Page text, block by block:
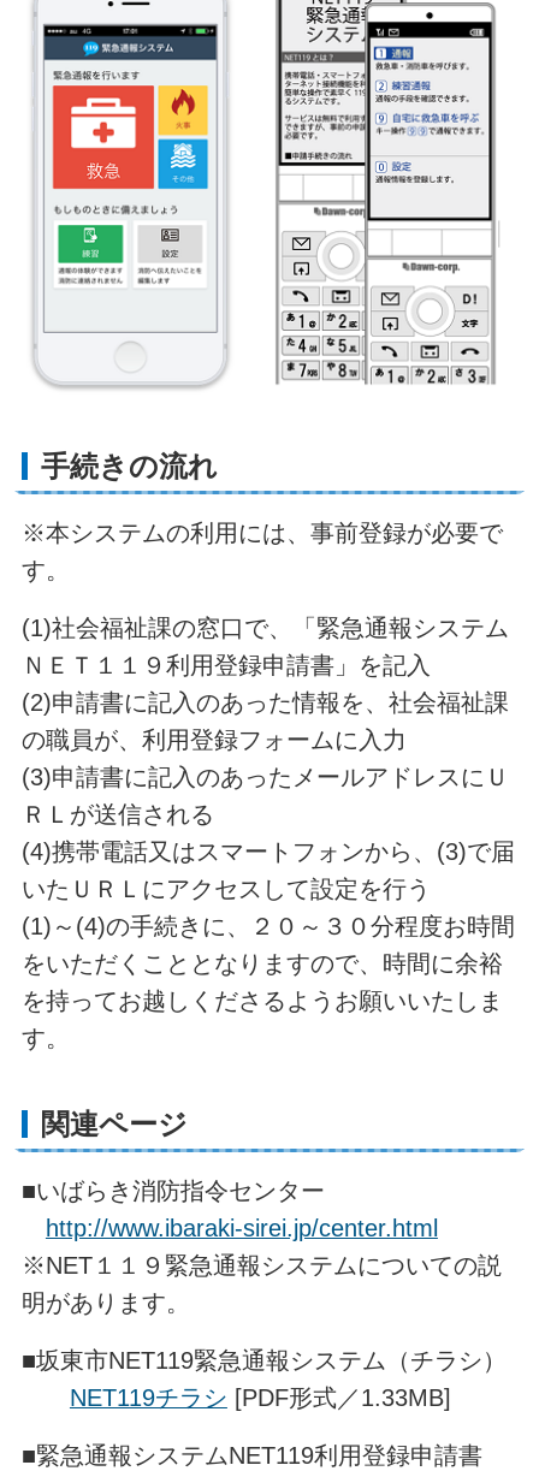
手続きの流れ
※本システムの利用には、事前登録が必要で
す。
(1)社会福祉課の窓口で、「緊急通報システム
ＮＥＴ１１９利用登録申請書」を記入
(2)申請書に記入のあった情報を、社会福祉課
の職員が、利用登録フォームに入力
(3)申請書に記入のあったメールアドレスにＵ
ＲＬが送信される
(4)携帯電話又はスマートフォンから、(3)で届
いたＵＲＬにアクセスして設定を行う
(1)～(4)の手続きに、２０～３０分程度お時間
をいただくこととなりますので、時間に余裕
を持ってお越しくださるようお願いいたしま
す。
関連ページ
■いばらき消防指令センター
http://www.ibaraki-sirei.jp/center.html
※NET１１９緊急通報システムについての説
明があります。
■坂東市NET119緊急通報システム（チラシ）
NET119チラシ [PDF形式／1.33MB]
■緊急通報システムNET119利用登録申請書